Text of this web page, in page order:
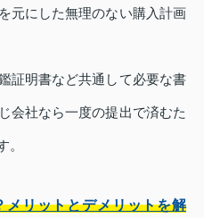
元にした無理のない購入計画
証明書など共通して必要な書
会社なら一度の提出で済むた
。
メリットとデメリットを解